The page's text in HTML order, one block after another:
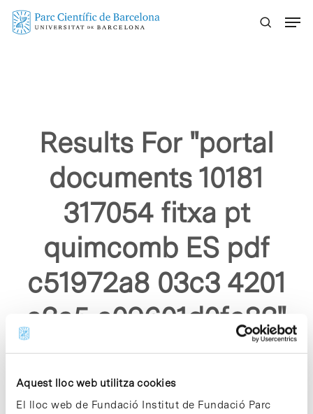
Aquest lloc web utilitza cookies
El lloc web de Fundació Institut de Fundació Parc
Skip
Results For "portal
documents 10181
317054 fitxa pt
quimcomb ES pdf
c51972a8 03c3 4201
a3a5 a09601d0fa83"